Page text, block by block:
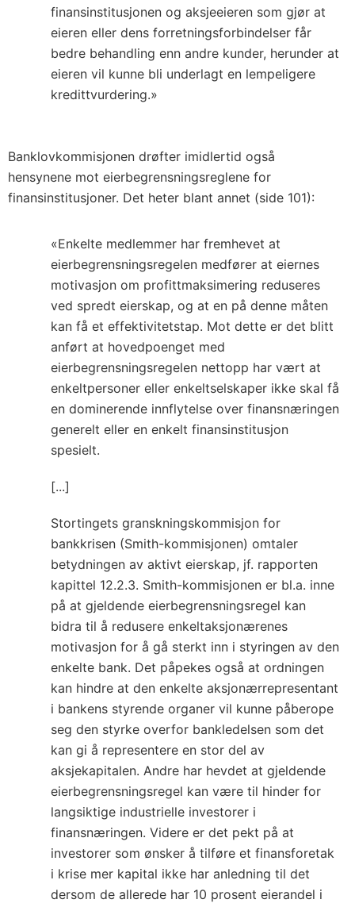
finansinstitusjonen og aksjeeieren som gjør at
eieren eller dens forretningsforbindelser får
bedre behandling enn andre kunder, herunder at
eieren vil kunne bli underlagt en lempeligere
kredittvurdering.»
Banklovkommisjonen drøfter imidlertid også
hensynene mot eierbegrensningsreglene for
finansinstitusjoner. Det heter blant annet (side 101):
«Enkelte medlemmer har fremhevet at
eierbegrensningsregelen medfører at eiernes
motivasjon om profittmaksimering reduseres
ved spredt eierskap, og at en på denne måten
kan få et effektivitetstap. Mot dette er det blitt
anført at hovedpoenget med
eierbegrensningsregelen nettopp har vært at
enkeltpersoner eller enkeltselskaper ikke skal få
en dominerende innflytelse over finansnæringen
generelt eller en enkelt finansinstitusjon
spesielt.
[...]
Stortingets granskningskommisjon for
bankkrisen (Smith-kommisjonen) omtaler
betydningen av aktivt eierskap, jf. rapporten
kapittel 12.2.3. Smith-kommisjonen er bl.a. inne
på at gjeldende eierbegrensningsregel kan
bidra til å redusere enkeltaksjonærenes
motivasjon for å gå sterkt inn i styringen av den
enkelte bank. Det påpekes også at ordningen
kan hindre at den enkelte aksjonærrepresentant
i bankens styrende organer vil kunne påberope
seg den styrke overfor bankledelsen som det
kan gi å representere en stor del av
aksjekapitalen. Andre har hevdet at gjeldende
eierbegrensningsregel kan være til hinder for
langsiktige industrielle investorer i
finansnæringen. Videre er det pekt på at
investorer som ønsker å tilføre et finansforetak
i krise mer kapital ikke har anledning til det
dersom de allerede har 10 prosent eierandel i